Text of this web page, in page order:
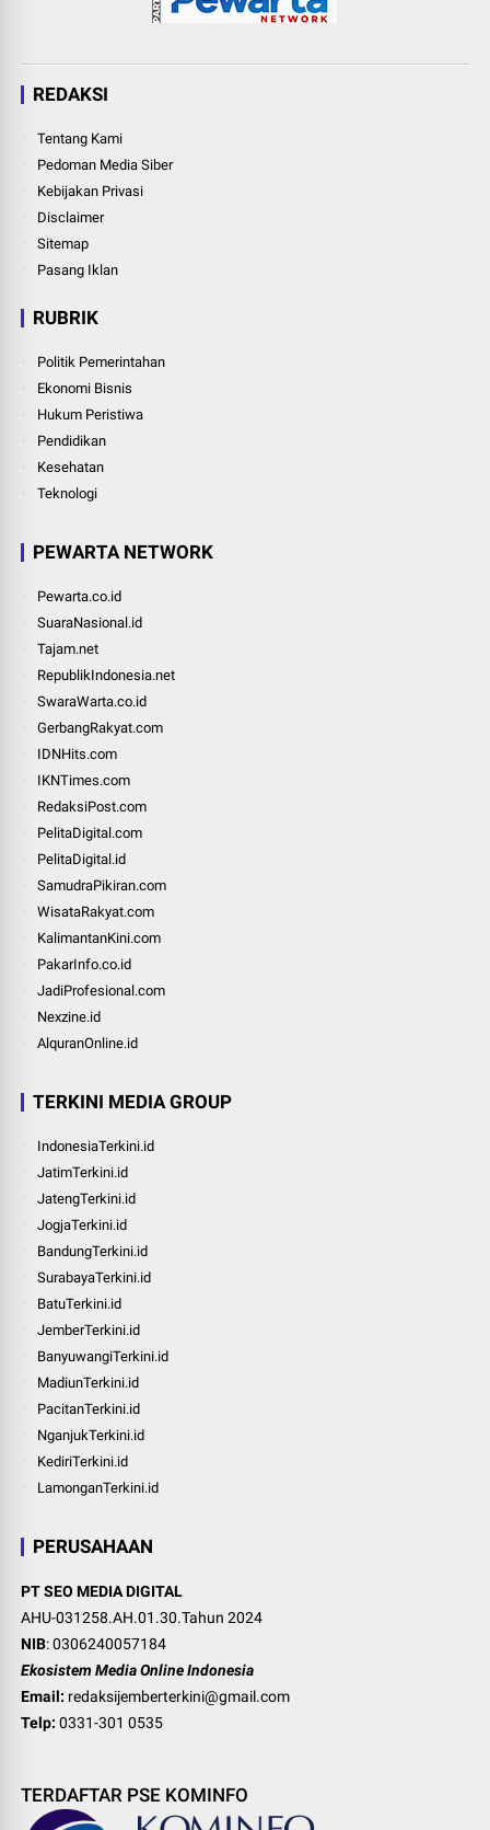
REDAKSI
Tentang Kami
Pedoman Media Siber
Kebijakan Privasi
Disclaimer
Sitemap
Pasang Iklan
RUBRIK
Politik Pemerintahan
Ekonomi Bisnis
Hukum Peristiwa
Pendidikan
Kesehatan
Teknologi
PEWARTA NETWORK
Pewarta.co.id
SuaraNasional.id
Tajam.net
RepublikIndonesia.net
SwaraWarta.co.id
GerbangRakyat.com
IDNHits.com
IKNTimes.com
RedaksiPost.com
PelitaDigital.com
PelitaDigital.id
SamudraPikiran.com
WisataRakyat.com
KalimantanKini.com
PakarInfo.co.id
JadiProfesional.com
Nexzine.id
AlquranOnline.id
TERKINI MEDIA GROUP
IndonesiaTerkini.id
JatimTerkini.id
JatengTerkini.id
JogjaTerkini.id
BandungTerkini.id
SurabayaTerkini.id
BatuTerkini.id
JemberTerkini.id
BanyuwangiTerkini.id
MadiunTerkini.id
PacitanTerkini.id
NganjukTerkini.id
KediriTerkini.id
LamonganTerkini.id
PERUSAHAAN
PT SEO MEDIA DIGITAL
AHU-031258.AH.01.30.Tahun 2024
NIB: 0306240057184
Ekosistem Media Online Indonesia
Email: redaksijemberterkini@gmail.com
Telp: 0331-301 0535
TERDAFTAR PSE KOMINFO